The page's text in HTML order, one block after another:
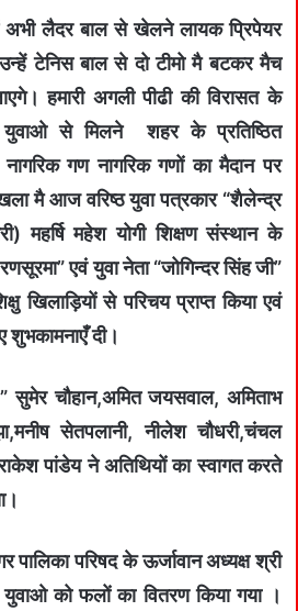
अभी लैदर बाल से खेलने लायक प्रिपेयर
टेनिस बाल से दो टीमो मै बटकर मैच
हमारी अगली पीढी की विरासत के
युवाओ से मिलने शहर के प्रतिष्ठित
नागरिक गण नागरिक गणों का मैदान पर
मै आज वरिष्ठ युवा पत्रकार “शैलेन्द्र
महर्षि महेश योगी शिक्षण संस्थान के
एवं युवा नेता “जोगिन्दर सिंह जी”
खिलाड़ियों से परिचय प्राप्त किया एवं
शुभकामनाएँ दी।
सुमेर चौहान,अमित जयसवाल, अमिताभ
सेतपलानी, नीलेश चौधरी,चंचल
पांडेय ने अतिथियों का स्वागत करते
परिषद के ऊर्जावान अध्यक्ष श्री
को फलों का वितरण किया गया ।